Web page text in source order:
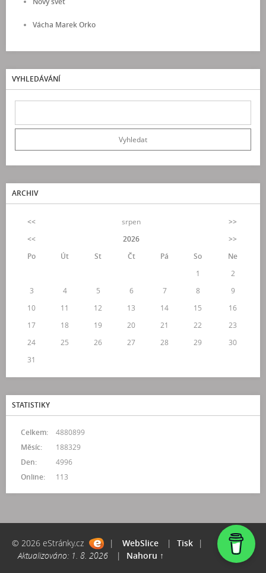
Vácha Marek Orko
VYHLEDÁVÁNÍ
ARCHIV
<< srpen
>>
<<
2026
>>
Po
Út St Čt Pá So
Ne
1
2
3
4 5 6 7 8
9
10
11 12 13 14 15
16
17
18 19 20 21 22
23
24
25 26 27 28 29
30
31
STATISTIKY
Online: 113
Celkem:
4880899
Měsíc:
188329
Den:
4996
© 2026 eStránky.cz | WebSlice | Tisk
|
Aktualizováno: 1. 8. 2026
| Nahoru ↑